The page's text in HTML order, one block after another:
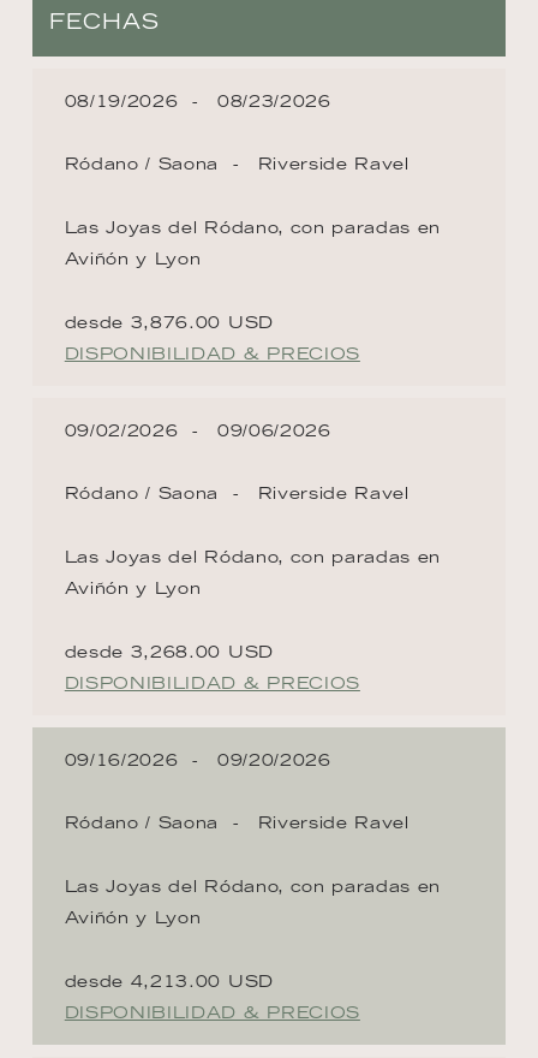
FECHAS
08/19/2026 08/23/2026
Ródano / Saona Riverside Ravel
Las Joyas del Ródano, con paradas en
Aviñón y Lyon
desde 3,876.00 USD
DISPONIBILIDAD & PRECIOS
09/02/2026 09/06/2026
Ródano / Saona Riverside Ravel
Las Joyas del Ródano, con paradas en
Aviñón y Lyon
desde 3,268.00 USD
DISPONIBILIDAD & PRECIOS
09/16/2026 09/20/2026
Ródano / Saona Riverside Ravel
Las Joyas del Ródano, con paradas en
Aviñón y Lyon
desde 4,213.00 USD
DISPONIBILIDAD & PRECIOS